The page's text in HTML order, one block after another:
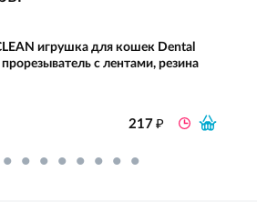
игрушка для кошек Dental
с лентами, резина
217₽